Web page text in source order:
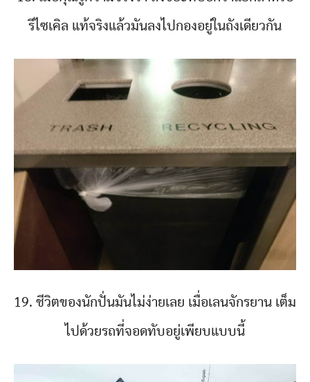
รีไซเคิล แท้จริงแล้วมันลงไปกองอยู่ในถังเดียวกัน
19. ชีวิตของนักปั่นมันไม่ง่ายเลย เมื่อเลนจักรยาน เต็ม
ไปด้วยรถที่จอดทับอยู่เพียบแบบนี้